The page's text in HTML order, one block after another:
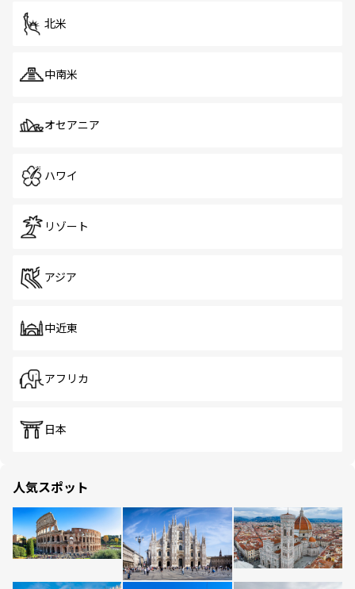
北米
中南米
オセアニア
ハワイ
リゾート
アジア
中近東
アフリカ
日本
人気スポット